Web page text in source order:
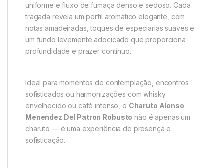
uniforme e fluxo de fumaça denso e sedoso. Cada
tragada revela um perfil aromático elegante, com
notas amadeiradas, toques de especiarias suaves e
um fundo levemente adocicado que proporciona
profundidade e prazer contínuo.
Ideal para momentos de contemplação, encontros
sofisticados ou harmonizações com whisky
envelhecido ou café intenso, o Charuto Alonso
Menendez Del Patron Robusto não é apenas um
charuto — é uma experiência de presença e
sofisticação.